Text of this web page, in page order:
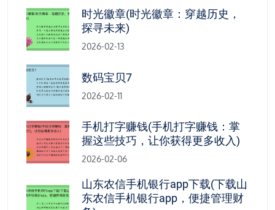
时光徽章(时光徽章：穿越历史，
探寻未来)
2026-02-13
数码宝贝7
2026-02-11
手机打字赚钱(手机打字赚钱：掌
握这些技巧，让你获得更多收入)
2026-02-06
山东农信手机银行app下载(下载山
东农信手机银行app，便捷管理财